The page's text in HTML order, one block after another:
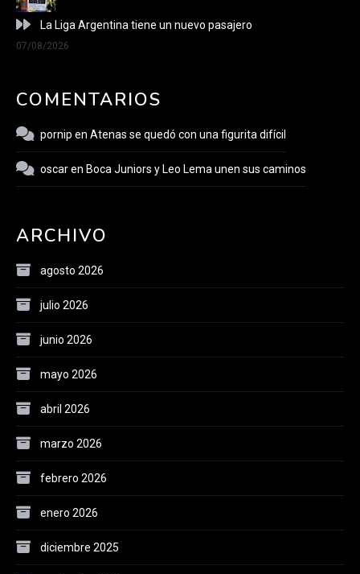
La Liga Argentina tiene un nuevo pasajero
07/08/2026
COMENTARIOS
pornip en Atenas se quedó con una figurita difícil
oscaren Boca Juniors y Leo Lema unen sus caminos
ARCHIVO
agosto 2026
julio 2026
junio 2026
mayo 2026
abril 2026
marzo 2026
febrero 2026
enero 2026
diciembre 2025